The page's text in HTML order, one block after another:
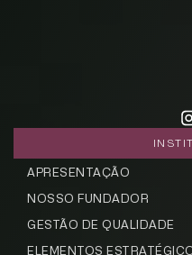
APRESENTAÇÃO
NOSSO FUNDADOR
GESTÃO DE QUALIDADE
ELEMENTOS